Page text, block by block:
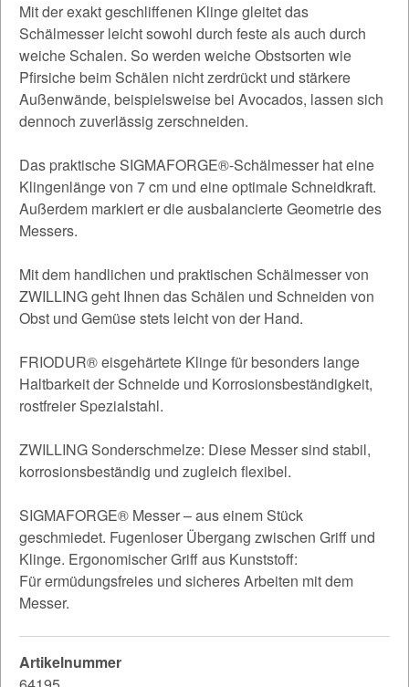
Mit der exakt geschliffenen Klinge gleitet das
Schälmesser leicht sowohl durch feste als auch durch
weiche Schalen. So werden weiche Obstsorten wie
Pfirsiche beim Schälen nicht zerdrückt und stärkere
Außenwände, beispielsweise bei Avocados, lassen sich
dennoch zuverlässig zerschneiden.
Das praktische SIGMAFORGE®-Schälmesser hat eine
Klingenlänge von 7 cm und eine optimale Schneidkraft.
Außerdem markiert er die ausbalancierte Geometrie des
Messers.
Mit dem handlichen und praktischen Schälmesser von
ZWILLING geht Ihnen das Schälen und Schneiden von
Obst und Gemüse stets leicht von der Hand.
FRIODUR® eisgehärtete Klinge für besonders lange
Haltbarkeit der Schneide und Korrosionsbeständigkeit,
rostfreier Spezialstahl.
ZWILLING Sonderschmelze: Diese Messer sind stabil,
korrosionsbeständig und zugleich flexibel.
SIGMAFORGE® Messer – aus einem Stück
geschmiedet. Fugenloser Übergang zwischen Griff und
Klinge. Ergonomischer Griff aus Kunststoff:
Für ermüdungsfreies und sicheres Arbeiten mit dem
Messer.
Artikelnummer